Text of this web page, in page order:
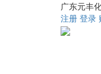
广东元丰
注册 登录